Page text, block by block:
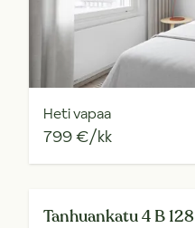
Heti vapaa
799 €/kk
Tanhuankatu 4 B 128